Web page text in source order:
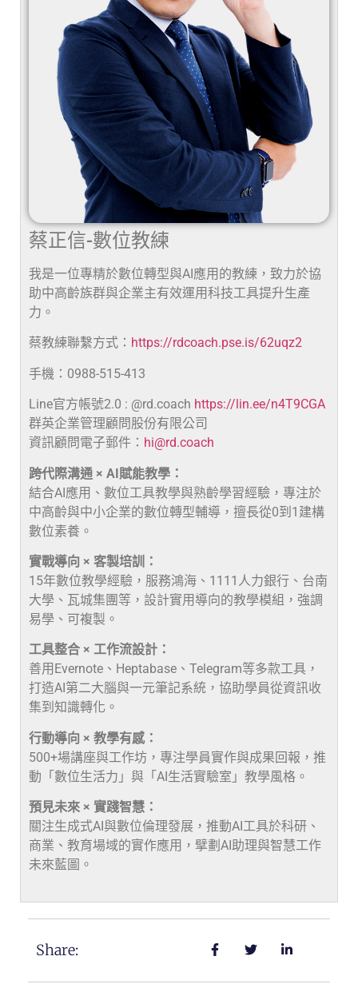
蔡正信-數位教練
我是一位專精於數位轉型與AI應用的教練，致力於協
助中高齡族群與企業主有效運用科技工具提升生產
力。
蔡教練聯繫方式： https://rdcoach.pse.is/62uqz2
手機：0988-515-413
Line官方帳號2.0 : @rd.coach https://lin.ee/n4T9CGA
群英企業管理顧問股份有限公司
資訊顧問電子郵件： hi@rd.coach
跨代際溝通 × AI賦能教學：
結合AI應用、數位工具教學與熟齡學習經驗，專注於
中高齡與中小企業的數位轉型輔導，擅長從0到1建構
數位素養。
實戰導向 × 客製培訓：
15年數位教學經驗，服務鴻海、1111人力銀行、台南
大學、瓦城集團等，設計實用導向的教學模組，強調
易學、可複製。
工具整合 × 工作流設計：
善用Evernote、Heptabase、Telegram等多款工具，
打造AI第二大腦與一元筆記系統，協助學員從資訊收
集到知識轉化。
行動導向 × 教學有感：
500+場講座與工作坊，專注學員實作與成果回報，推
動「數位生活力」與「AI生活實驗室」教學風格。
預見未來 × 實踐智慧：
關注生成式AI與數位倫理發展，推動AI工具於科研、
商業、教育場域的實作應用，擘劃AI助理與智慧工作
未來藍圖。
Share: